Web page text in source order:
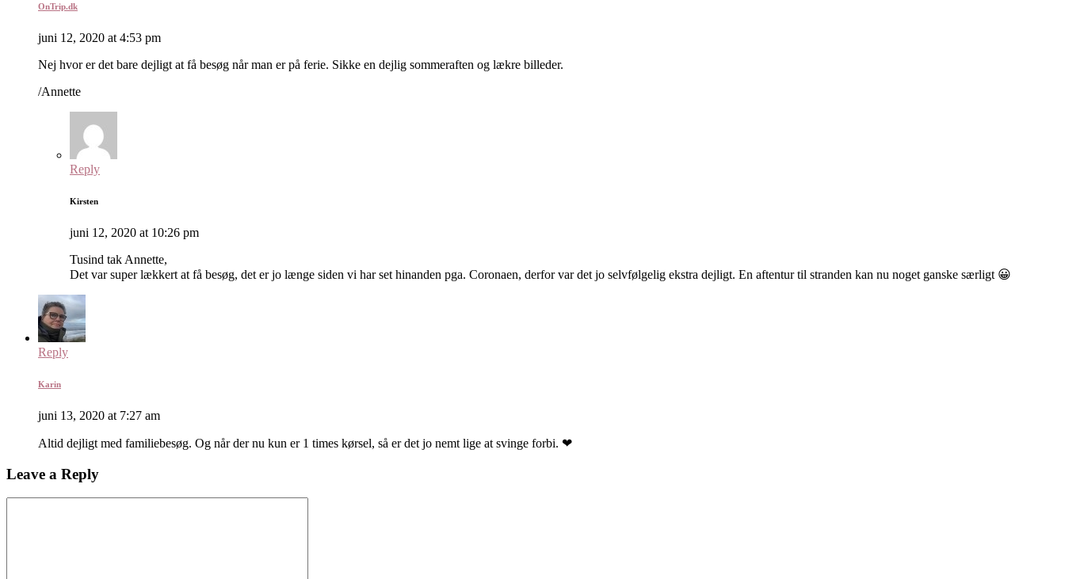
OnTrip.dk
juni 12, 2020 at 4:53 pm
Nej hvor er det bare dejligt at få besøg når man er på ferie. Sikke en dejlig sommeraften og lækre billeder.
/Annette
Reply
Kirsten
juni 12, 2020 at 10:26 pm
Tusind tak Annette,
Det var super lækkert at få besøg, det er jo længe siden vi har set hinanden pga. Coronaen, derfor var det jo selvfølgelig ekstra dejligt. En aftentur til stranden kan nu noget ganske særligt 😀
Reply
Karin
juni 13, 2020 at 7:27 am
Altid dejligt med familiebesøg. Og når der nu kun er 1 times kørsel, så er det jo nemt lige at svinge forbi. ❤
Leave a Reply